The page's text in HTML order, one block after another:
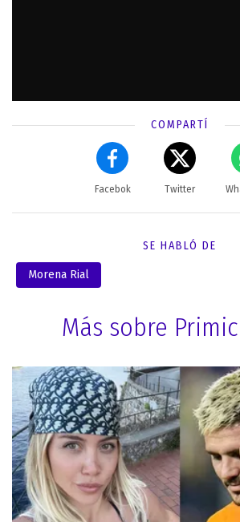
COMPARTÍ
Facebok Twitter
SE HABLÓ DE
Morena Rial
Más sobre